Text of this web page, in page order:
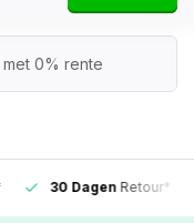
met 0% rente
30 DagenRetour*